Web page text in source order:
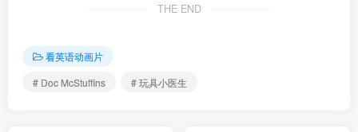
THE END
看英语动画片
# Doc McStuffins
# 玩具小医生